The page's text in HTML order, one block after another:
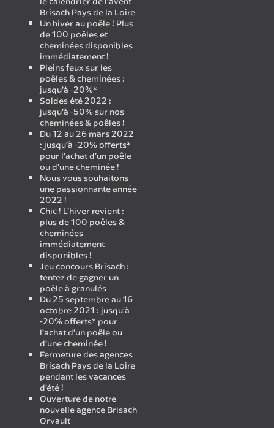
Brisach Pays de la Loire
Un hiver au poêle ! Plus
de 100 poêles et
cheminées disponibles
immédiatement !
Pleins feux sur les
poêles & cheminées :
jusqu’à -20%*
Soldes été 2022 :
jusqu’à -50% sur nos
cheminées & poêles !
Du 12 au 26 mars 2022
: jusqu’à -20% offerts*
pour l’achat d’un poêle
ou d’une cheminée !
Nous vous souhaitons
une passionnante année
2022 !
Chic ! L’hiver revient :
plus de 100 poêles &
cheminées
immédiatement
disponibles !
Jeu concours Brisach :
tentez de gagner un
poêle à granulés
Du 25 septembre au 16
octobre 2021 : jusqu’à
-20% offerts* pour
l’achat d’un poêle ou
d’une cheminée !
Fermeture des agences
Brisach Pays de la Loire
pendant les vacances
d’été !
Ouverture de notre
nouvelle agence Brisach
Orvault